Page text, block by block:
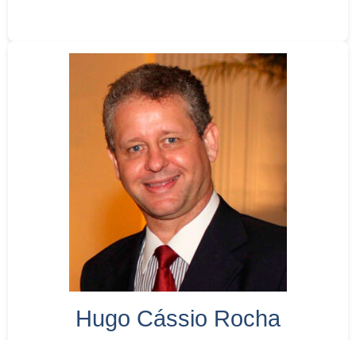
Hugo Cássio Rocha